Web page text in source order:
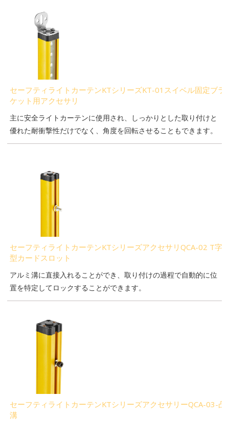
セーフティライトカーテンKTシリーズKT-01スイベル固定ブラ
ケット用アクセサリ
主に安全ライトカーテンに使用され、しっかりとした取り付けと
優れた耐衝撃性だけでなく、角度を回転させることもできます。
セーフティライトカーテンKTシリーズアクセサリQCA-02 T字
型カードスロット
アルミ溝に直接入れることができ、取り付けの過程で自動的に位
置を特定してロックすることができます。
セーフティライトカーテンKTシリーズアクセサリーQCA-03-凸
溝